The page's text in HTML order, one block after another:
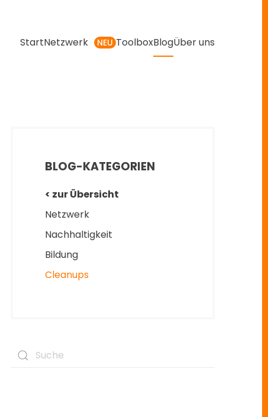
StartNetzwerk NEU ToolboxBlogÜber uns
BLOG-KATEGORIEN
< zur Übersicht
Netzwerk
Nachhaltigkeit
Bildung
Cleanups